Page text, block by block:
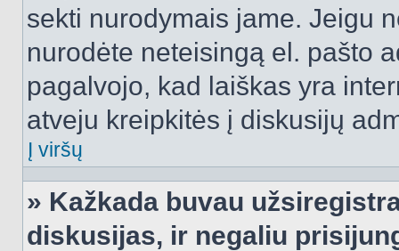
sekti nurodymais jame. Jeigu
nurodėte neteisingą el. pašto
pagalvojo, kad laiškas yra
atveju kreipkitės į diskusijų
Į viršų
» Kažkada buvau
diskusijas, ir negaliu